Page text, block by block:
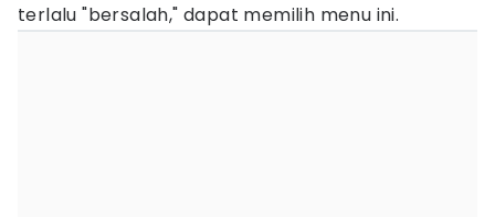
terlalu "bersalah," dapat memilih menu ini.